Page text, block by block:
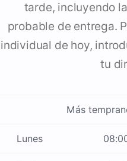
tarde, incluyendo
probable de entrega.
individual de hoy,
tu
Más
Lunes